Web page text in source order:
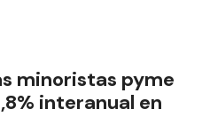
minoristas pyme
interanual en